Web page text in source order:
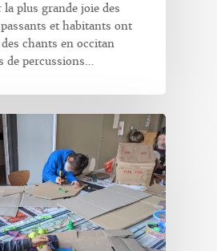
plus grande joie des
et habitants ont
chants en occitan
de percussions…